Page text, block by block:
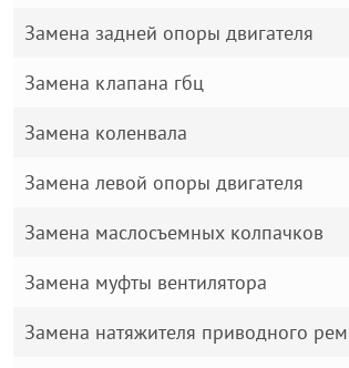
Замена задней опоры двигателя
Замена клапана гбц
Замена коленвала
Замена левой опоры двигателя
Замена маслосъемных колпачков
Замена муфты вентилятора
Замена натяжителя приводного